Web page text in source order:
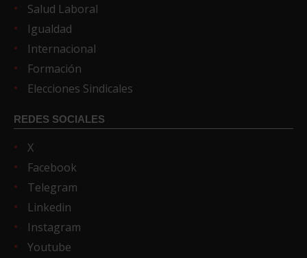
Salud Laboral
Igualdad
Internacional
Formación
Elecciones Sindicales
REDES SOCIALES
X
Facebook
Telegram
Linkedin
Instagram
Youtube